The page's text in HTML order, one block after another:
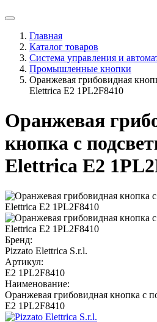
Главная
Каталог товаров
Система управления и
Промышленные кнопки
Оранжевая грибовидная
Elettrica E2 1PL2F8410
Оранжевая
кнопка с
Elettrica E2
Бренд:
Pizzato Elettrica S.r.l.
Артикул:
E2 1PL2F8410
Наименование:
Оранжевая грибовидная кнопка с
E2 1PL2F8410